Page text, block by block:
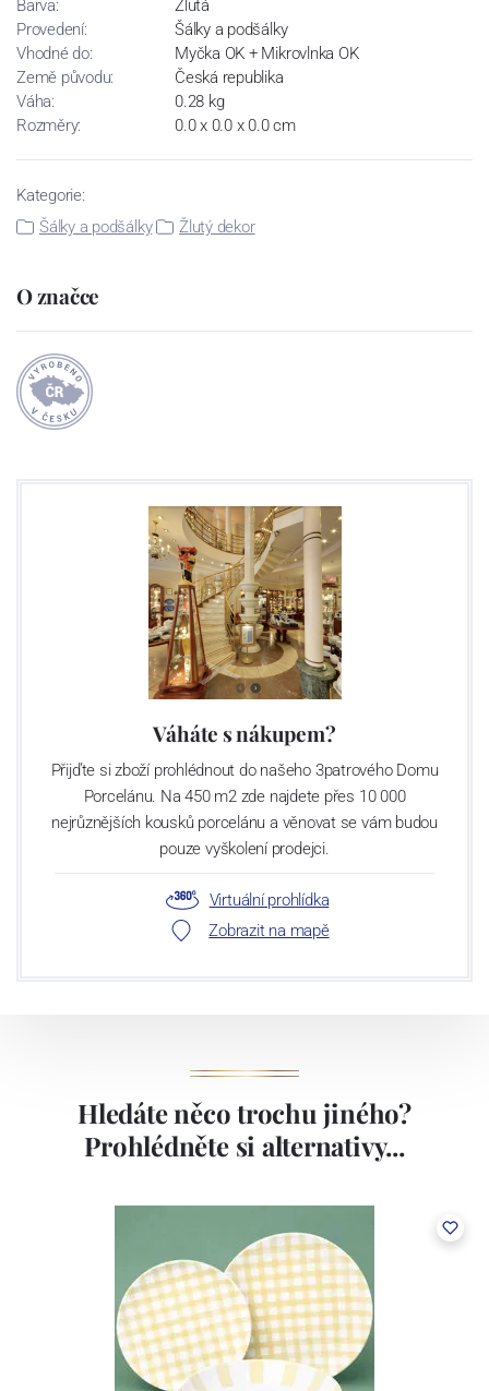
Barva:
Žlutá
Provedení:
Šálky a podšálky
Vhodné do:
Myčka OK + Mikrovlnka OK
Země původu:
Česká republika
Váha:
0.28 kg
Rozměry:
0.0 x 0.0 x 0.0 cm
Kategorie:
Šálky a podšálky
Žlutý dekor
O značce
Váháte s nákupem?
Přijďte si zboží prohlédnout do našeho 3patrového Domu
Porcelánu. Na 450 m2 zde najdete přes 10 000
nejrůznějších kousků porcelánu a věnovat se vám budou
pouze vyškolení prodejci.
Virtuální prohlídka
Zobrazit na mapě
Hledáte něco trochu jiného?
Prohlédněte si alternativy...